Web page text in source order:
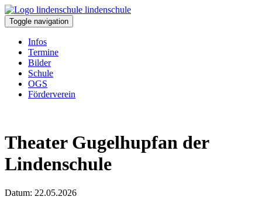
lindenschule
Toggle navigation
Infos
Termine
Bilder
Schule
OGS
Förderverein
Theater Gugelhupfan der
Lindenschule
Datum: 22.05.2026